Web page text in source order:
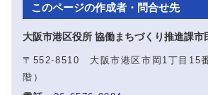
このページの作成者・問合せ先
大阪市港区役所 協働まちづくり推進課市
〒552-8510 大阪市港区市岡1丁目15
階）